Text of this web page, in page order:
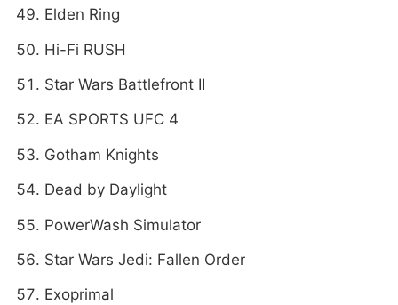
Elden Ring
Hi-Fi RUSH
Star Wars Battlefront II
EA SPORTS UFC 4
Gotham Knights
Dead by Daylight
PowerWash Simulator
Star Wars Jedi: Fallen Order
Exoprimal